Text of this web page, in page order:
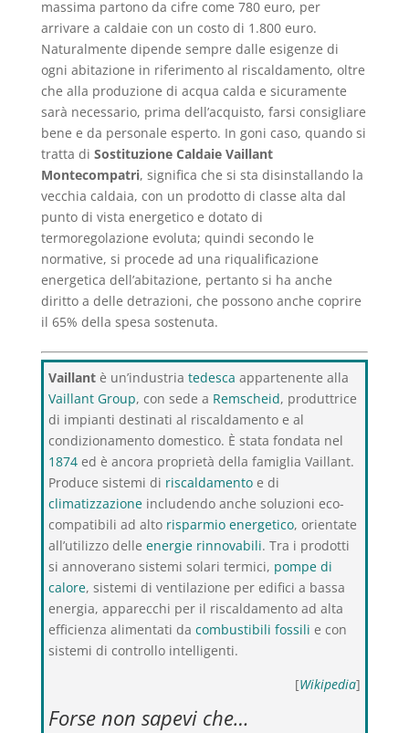
massima partono da cifre come 780 euro, per
arrivare a caldaie con un costo di 1.800 euro.
Naturalmente dipende sempre dalle esigenze di
ogni abitazione in riferimento al riscaldamento, oltre
che alla produzione di acqua calda e sicuramente
sarà necessario, prima dell’acquisto, farsi consigliare
bene e da personale esperto. In goni caso, quando si
tratta di Sostituzione Caldaie Vaillant
Montecompatri, significa che si sta disinstallando la
vecchia caldaia, con un prodotto di classe alta dal
punto di vista energetico e dotato di
termoregolazione evoluta; quindi secondo le
normative, si procede ad una riqualificazione
energetica dell’abitazione, pertanto si ha anche
diritto a delle detrazioni, che possono anche coprire
il 65% della spesa sostenuta.
Vaillantè un’industria tedesca appartenente alla
Vaillant Group, con sede a Remscheid, produttrice
di impianti destinati al riscaldamento e al
condizionamento domestico. È stata fondata nel
1874ed è ancora proprietà della famiglia Vaillant.
Produce sistemi di riscaldamentoe di
climatizzazioneincludendo anche soluzioni eco-
compatibili ad alto risparmio energetico, orientate
all’utilizzo delle energie rinnovabili. Tra i prodotti
si annoverano sistemi solari termici, pompe di
calore, sistemi di ventilazione per edifici a bassa
energia, apparecchi per il riscaldamento ad alta
efficienza alimentati da combustibili fossili e con
sistemi di controllo intelligenti.
[Wikipedia]
Forse non sapevi che…